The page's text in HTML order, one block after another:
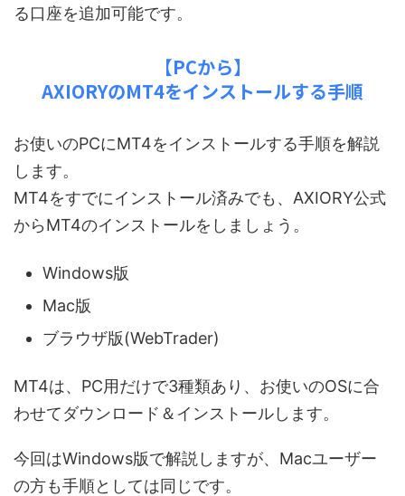
る口座を追加可能です。
【PCから】
AXIORYのMT4をインストールする手順
お使いのPCにMT4をインストールする手順を解説
します。
MT4をすでにインストール済みでも、AXIORY公式
からMT4のインストールをしましょう。
Windows版
Mac版
ブラウザ版(WebTrader)
MT4は、PC用だけで3種類あり、お使いのOSに合
わせてダウンロード＆インストールします。
今回はWindows版で解説しますが、Macユーザー
の方も手順としては同じです。